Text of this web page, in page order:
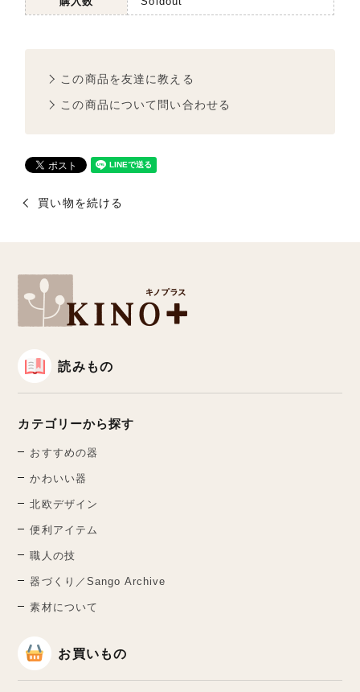
この商品を友達に教える
この商品について問い合わせる
買い物を続ける
読みもの
カテゴリーから探す
おすすめの器
かわいい器
北欧デザイン
便利アイテム
職人の技
器づくり／Sango Archive
素材について
お買いもの